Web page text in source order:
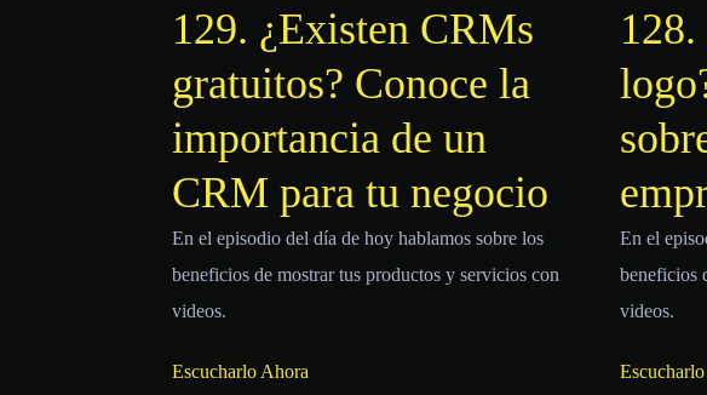
129. ¿Existen CRMs
gratuitos? Conoce la
importancia de un
CRM para tu negocio
En el episodio del día de hoy hablamos sobre los
beneficios de mostrar tus productos y servicios con
videos.
Escucharlo Ahora
128.
En el
beneficios
videos.